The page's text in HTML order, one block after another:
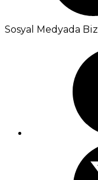
Sosyal Medyada Biz